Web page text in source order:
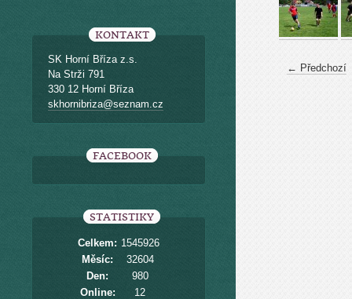
← Předchozí
KONTAKT
SK Horní Bříza z.s.
Na Strži 791
330 12 Horní Bříza
skhornibriza@seznam.cz
FACEBOOK
STATISTIKY
Online: 12
Celkem: 1545926
Měsíc:
32604
Den:
980